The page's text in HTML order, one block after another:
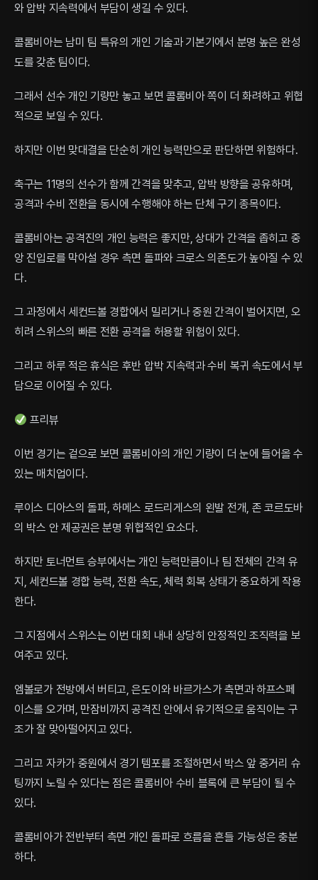
와 압박 지속력에서 부담이 생길 수 있다.
콜롬비아는 남미 팀 특유의 개인 기술과 기본기에서 분명 높은 완성
도를 갖춘 팀이다.
그래서 선수 개인 기량만 놓고 보면 콜롬비아 쪽이 더 화려하고 위협
적으로 보일 수 있다.
하지만 이번 맞대결을 단순히 개인 능력만으로 판단하면 위험하다.
축구는 11명의 선수가 함께 간격을 맞추고, 압박 방향을 공유하며,
공격과 수비 전환을 동시에 수행해야 하는 단체 구기 종목이다.
콜롬비아는 공격진의 개인 능력은 좋지만, 상대가 간격을 좁히고 중
앙 진입로를 막아설 경우 측면 돌파와 크로스 의존도가 높아질 수 있
다.
그 과정에서 세컨드볼 경합에서 밀리거나 중원 간격이 벌어지면, 오
히려 스위스의 빠른 전환 공격을 허용할 위험이 있다.
그리고 하루 적은 휴식은 후반 압박 지속력과 수비 복귀 속도에서 부
담으로 이어질 수 있다.
프리뷰
이번 경기는 겉으로 보면 콜롬비아의 개인 기량이 더 눈에 들어올 수
있는 매치업이다.
루이스 디아스의 돌파, 하메스 로드리게스의 왼발 전개, 존 코르도바
의 박스 안 제공권은 분명 위협적인 요소다.
하지만 토너먼트 승부에서는 개인 능력만큼이나 팀 전체의 간격 유
지, 세컨드볼 경합 능력, 전환 속도, 체력 회복 상태가 중요하게 작용
한다.
그 지점에서 스위스는 이번 대회 내내 상당히 안정적인 조직력을 보
여주고 있다.
엠볼로가 전방에서 버티고, 은도이와 바르가스가 측면과 하프스페
이스를 오가며, 만잠비까지 공격진 안에서 유기적으로 움직이는 구
조가 잘 맞아떨어지고 있다.
그리고 자카가 중원에서 경기 템포를 조절하면서 박스 앞 중거리 슈
팅까지 노릴 수 있다는 점은 콜롬비아 수비 블록에 큰 부담이 될 수
있다.
콜롬비아가 전반부터 측면 개인 돌파로 흐름을 흔들 가능성은 충분
하다.